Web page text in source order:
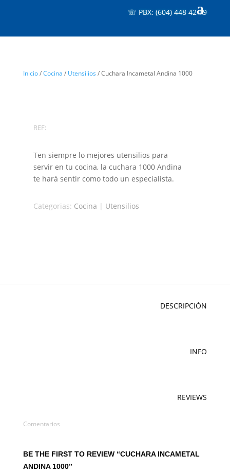
☏ PBX: (604) 448 42 19
Inicio/Cocina / Utensilios / Cuchara Incametal Andina 1000
REF:
Ten siempre lo mejores utensilios para
servir en tu cocina, la cuchara 1000 Andina
te hará sentir como todo un especialista.
Categorias: Cocina | Utensilios
DESCRIPCIÓN
INFO
REVIEWS
Comentarios
BE THE FIRST TO REVIEW “CUCHARA INCAMETAL
ANDINA 1000”